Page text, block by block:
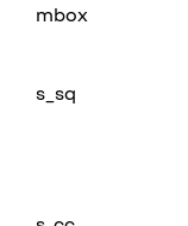
mbox
s_sq